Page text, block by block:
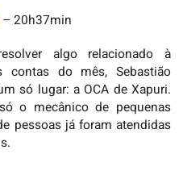
– 20h37min
algo relacionado à
contas do mês, Sebastião
só lugar: a OCA de Xapuri.
o mecânico de pequenas
pessoas já foram atendidas